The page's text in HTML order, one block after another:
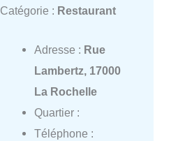
Catégorie : Restaurant
Adresse : Rue
Lambertz, 17000
La Rochelle
Quartier :
Téléphone :